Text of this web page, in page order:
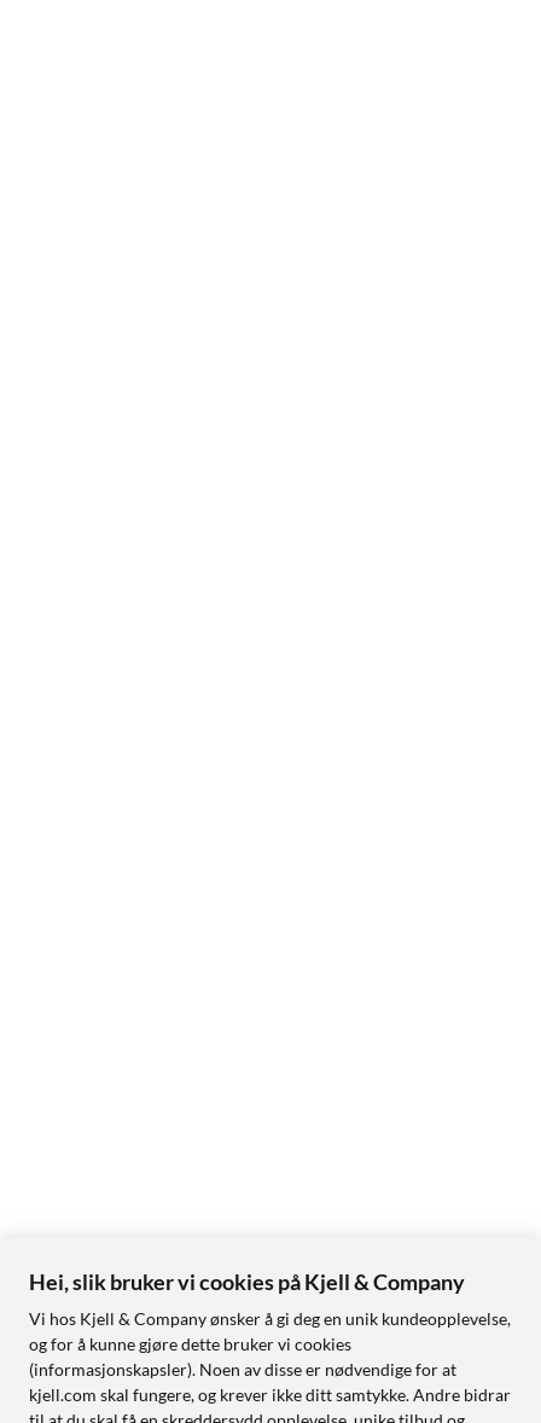
Hei, slik bruker vi cookies på Kjell & Company
Vi hos Kjell & Company ønsker å gi deg en unik kundeopplevelse,
og for å kunne gjøre dette bruker vi cookies
(informasjonskapsler). Noen av disse er nødvendige for at
kjell.com skal fungere, og krever ikke ditt samtykke. Andre bidrar